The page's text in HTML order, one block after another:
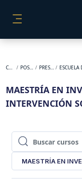
Cursos POSGRADO PRESENCIAL
MAESTRÍA EN
INTERVENCIÓN
Buscar cursos
Buscar cursos
MAESTRÍA EN